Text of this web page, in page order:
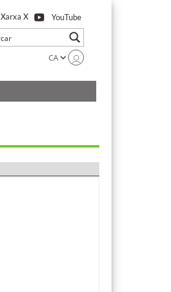
Xarxa X YouTube